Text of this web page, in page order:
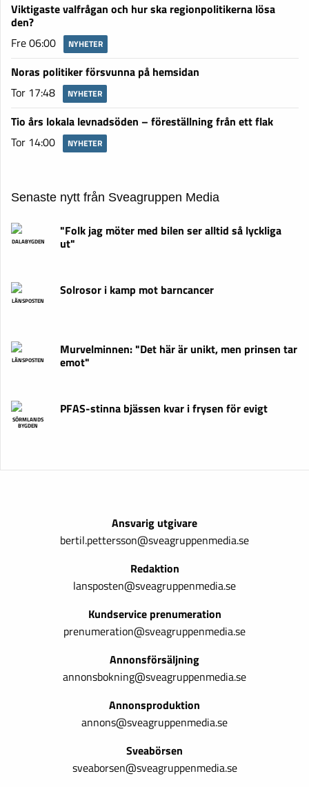
Viktigaste valfrågan och hur ska regionpolitikerna lösa
den?
Fre 06:00
NYHETER
Noras politiker försvunna på hemsidan
Tor 17:48
NYHETER
Tio års lokala levnadsöden – föreställning från ett flak
Tor 14:00
NYHETER
Senaste nytt från Sveagruppen Media
DALABYGDEN
"Folk jag möter med bilen ser alltid så lyckliga
ut"
LÄNSPOSTEN
Solrosor i kamp mot barncancer
LÄNSPOSTEN
Murvelminnen: "Det här är unikt, men prinsen tar
emot"
SÖRMLANDS
BYGDEN
PFAS-stinna bjässen kvar i frysen för evigt
Ansvarig utgivare
bertil.pettersson@sveagruppenmedia.se
Redaktion
lansposten@sveagruppenmedia.se
Kundservice prenumeration
prenumeration@sveagruppenmedia.se
Annonsförsäljning
annonsbokning@sveagruppenmedia.se
Annonsproduktion
annons@sveagruppenmedia.se
Sveabörsen
sveaborsen@sveagruppenmedia.se